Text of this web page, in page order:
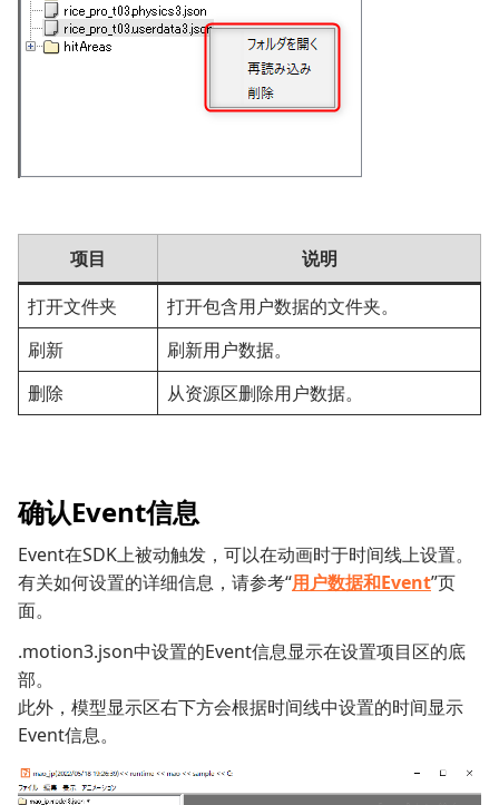
项目
说明
打开文件夹
打开包含用户数据的文件夹。
刷新
刷新用户数据。
删除
从资源区删除用户数据。
确认Event信息
Event在SDK上被动触发，可以在动画时于时间线上设置。
有关如何设置的详细信息，请参考“用户数据和Event”页
面。
.motion3.json中设置的Event信息显示在设置项目区的底
部。
此外，模型显示区右下方会根据时间线中设置的时间显示
Event信息。